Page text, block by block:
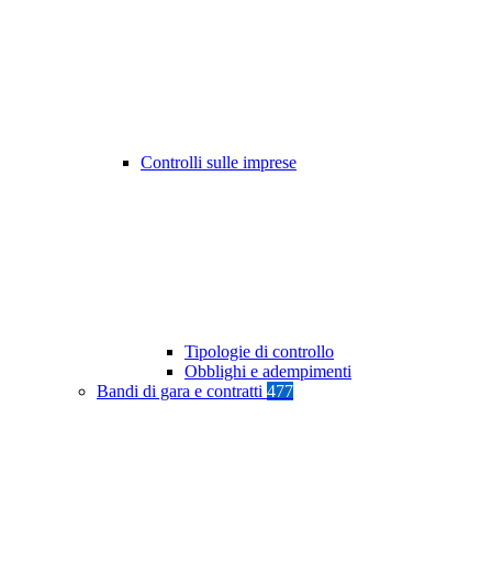
Controlli sulle imprese
Tipologie di controllo
Obblighi e adempimenti
Bandi di gara e contratti 477